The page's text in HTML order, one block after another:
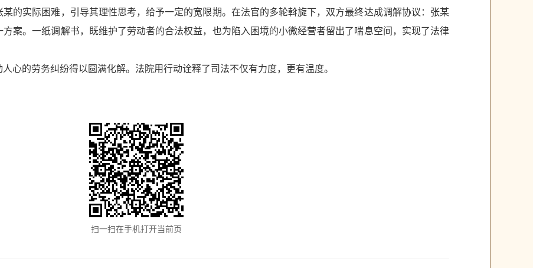
的实际困难，引导其理性思考，给予一定的宽限期。在法官的多轮斡旋下，双方最终达成调解协议：张某
案。一纸调解书，既维护了劳动者的合法权益，也为陷入困境的小微经营者留出了喘息空间，实现了法律
心的劳务纠纷得以圆满化解。法院用行动诠释了司法不仅有力度，更有温度。
扫一扫在手机打开当前页